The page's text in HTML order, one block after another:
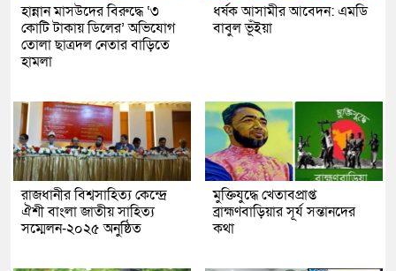
হান্নান মাসউদের বিরুদ্ধে ‘৩
কোটি টাকায় ডিলের’ অভিযোগ
তোলা ছাত্রদল নেতার বাড়িতে
হামলা
ধর্ষক আসামীর আবেদন: এমডি
বাবুল ভূঁইয়া
রাজধানীর বিশ্বসাহিত্য কেন্দ্রে
ঐশী বাংলা জাতীয় সাহিত্য
সম্মেলন-২০২৫ অনুষ্ঠিত
মুক্তিযুদ্ধে খেতাবপ্রাপ্ত
ব্রাহ্মণবাড়িয়ার সূর্য সন্তানদের
কথা